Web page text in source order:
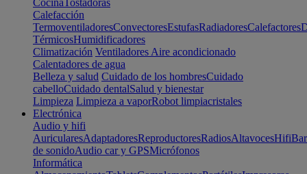
CocinaTostadoras
Calefacción
TermoventiladoresConvectoresEstufasRadiadoresCalefactores
TérmicosHumidificadores
Climatización Ventiladores Aire acondicionado
Calentadores de agua
Belleza y salud Cuidado de los hombresCuidado
cabelloCuidado dentalSalud y bienestar
Limpieza Limpieza a vaporRobot limpiacristales
Electrónica
Audio y hifi
AuricularesAdaptadoresReproductoresRadiosAltavocesHifi
de sonidoAudio car y GPSMicrófonos
Informática